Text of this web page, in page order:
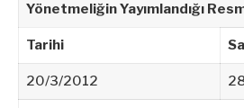
Yönetmeliğin Yayımlandığı
Tarihi
20/3/2012